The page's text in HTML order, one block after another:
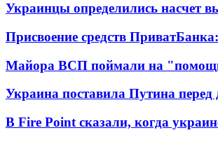
Украинцы определились насчет
Присвоение средств
Майора ВСП поймали на
Украина поставила Путина
В Fire Point сказали, когда